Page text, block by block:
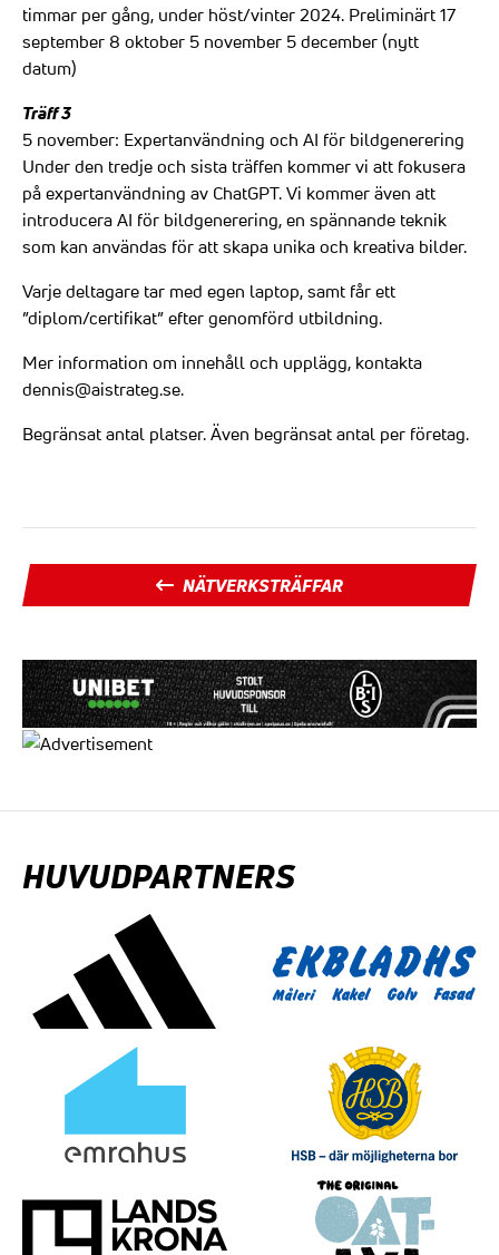
timmar per gång, under höst/vinter 2024. Preliminärt 17
september 8 oktober 5 november 5 december (nytt
datum)
Träff 3
5 november: Expertanvändning och AI för bildgenerering
Under den tredje och sista träffen kommer vi att fokusera
på expertanvändning av ChatGPT. Vi kommer även att
introducera AI för bildgenerering, en spännande teknik
som kan användas för att skapa unika och kreativa bilder.
Varje deltagare tar med egen laptop, samt får ett
”diplom/certifikat” efter genomförd utbildning.
Mer information om innehåll och upplägg, kontakta
dennis@aistrateg.se.
Begränsat antal platser. Även begränsat antal per företag.
NÄTVERKSTRÄFFAR
HUVUDPARTNERS